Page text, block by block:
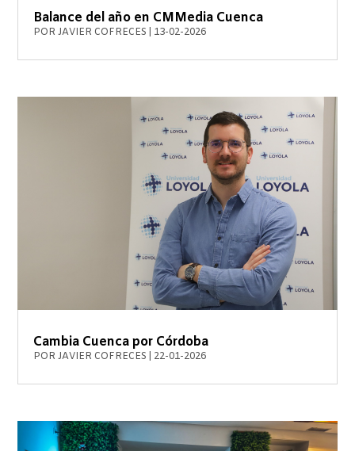
Balance del año en CMMedia Cuenca
PORJAVIER COFRECES 13-02-2026
Cambia Cuenca por Córdoba
PORJAVIER COFRECES 22-01-2026